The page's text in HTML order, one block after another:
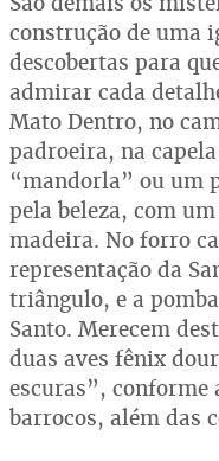
construção de uma
descobertas para
admirar cada
Mato Dentro, no
padroeira, na
“mandorla” ou um
pela beleza, com
madeira. No forro
representação da
triângulo, e a
Santo. Merecem
duas aves fênix
escuras”, conforme
barrocos, além das